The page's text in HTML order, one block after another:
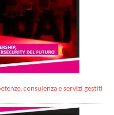
consulenza e servizi gestiti